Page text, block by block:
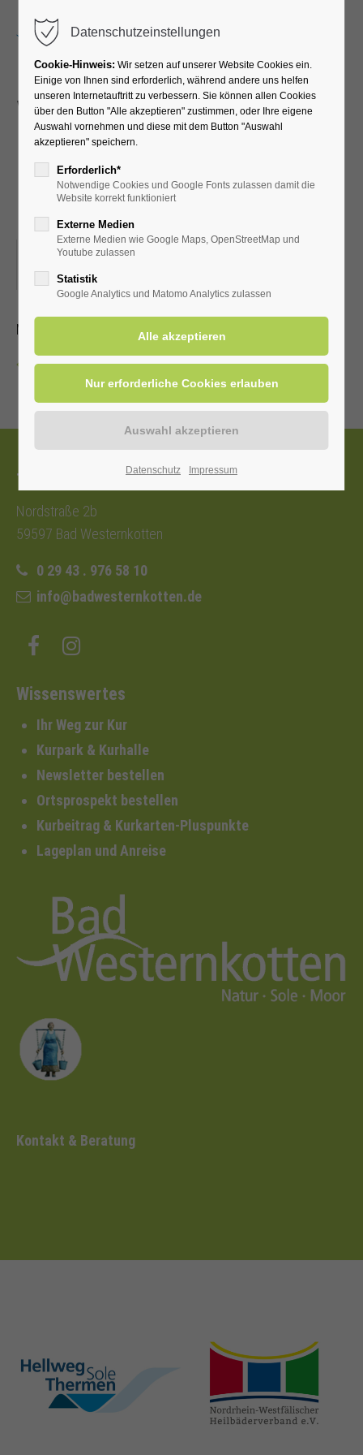
Vortrag Lisa Hagedorn -
"Ernährung bei
rheumatischen
Erkrankungen"
05.12.2025, 15:00
ORT: KURHALLE
Mit Kur-/Einwohnerkarte frei, ohne 3,00 €
Zurück
Tourist-Information
Nordstraße 2b
59597 Bad Westernkotten
0 29 43 . 976 58 10
info@badwesternkotten.de
Wissenswertes
Ihr Weg zur Kur
Kurpark & Kurhalle
Newsletter bestellen
Ortsprospekt bestellen
Kurbeitrag & Kurkarten-Pluspunkte
Lageplan und Anreise
Kontakt & Beratung
hellweg-sole-
thermen.de
heilbaeder.de
Datenschutzeinstellungen
Cookie-Hinweis: Wir setzen auf unserer Website Cookies ein.
Einige von Ihnen sind erforderlich, während andere uns helfen
unseren Internetauftritt zu verbessern. Sie können allen Cookies
über den Button "Alle akzeptieren" zustimmen, oder Ihre eigene
Auswahl vornehmen und diese mit dem Button "Auswahl
akzeptieren" speichern.
Erforderlich*
Notwendige Cookies und Google Fonts zulassen damit die
Website korrekt funktioniert
Externe Medien
Externe Medien wie Google Maps, OpenStreetMap und
Youtube zulassen
Statistik
Google Analytics und Matomo Analytics zulassen
Datenschutz Impressum